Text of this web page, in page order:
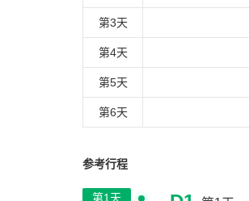
第3天
第4天
第5天
第6天
参考行程
第1天